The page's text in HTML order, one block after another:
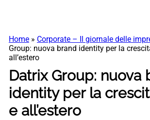
Home » Corporate – Il giornale delle
Group: nuova brand identity per la
all’estero
Datrix Group: nuova
identity per la
e all’estero